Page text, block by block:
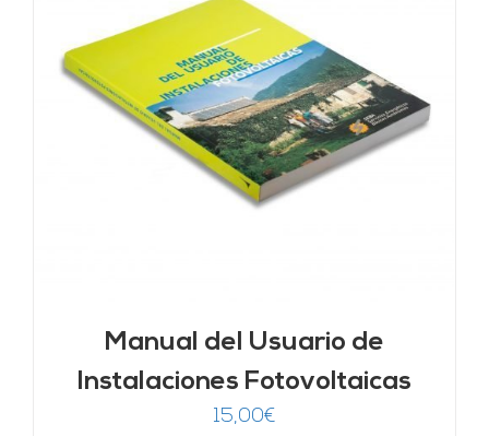
Manual del Usuario de
Instalaciones Fotovoltaicas
15,00€